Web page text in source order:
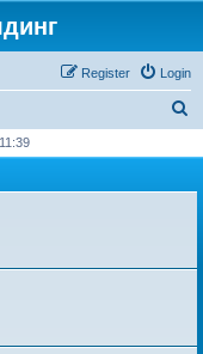
Login
Register
r